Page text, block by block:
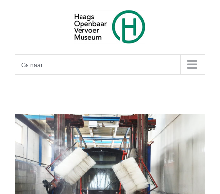
Ga naar...